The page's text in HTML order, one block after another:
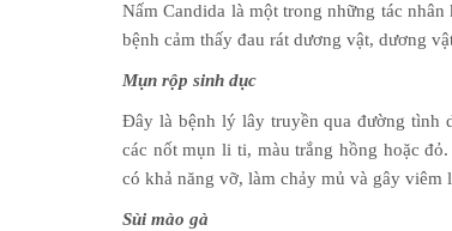
Nấm Candida là một trong những tác
bệnh cảm thấy đau rát dương vật, dương
Mụn rộp sinh dục
Đây là bệnh lý lây truyền qua đường tình
các nốt mụn li ti, màu trắng hồng hoặc
có khả năng vỡ, làm chảy mủ và gây viêm
Sùi mào gà